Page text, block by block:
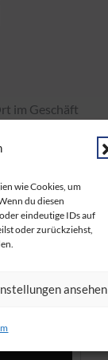
wie Cookies, um
du diesen
eindeutige IDs auf
oder zurückziehst,
ansehen
im Geschäft